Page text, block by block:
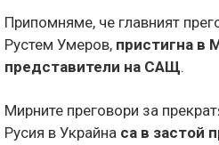
Припомняме, че главният
Рустем Умеров, пристигна в
представители на САЩ.
Мирните преговори за
Русия в Украйна са в застой